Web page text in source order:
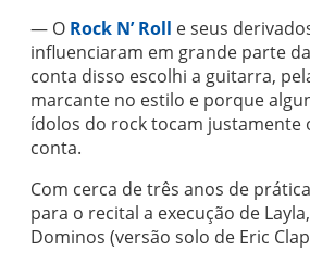
— O Rock N’ Roll e seus
influenciaram em grande parte
conta disso escolhi a guitarra,
marcante no estilo e porque
ídolos do rock tocam
conta.
Com cerca de três anos de
para o recital a execução de
Dominos (versão solo de Eric